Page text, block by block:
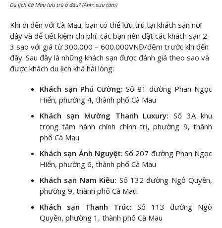
Du lịch Cà Mau lưu trú ở đâu? (Ảnh: sưu tầm)
Khi đi đến với Cà Mau, bạn có thể lưu trú tại khách sạn nơi
đây và để tiết kiệm chi phí, các bạn nên đặt các khách sạn 2-
3 sao với giá từ 300.000 – 600.000VNĐ/đêm trước khi đến
đây. Sau đây là những khách sạn được đánh giá theo sao và
được khách du lịch khá hài lòng:
Khách sạn Phú Cường: Số 81 đường Phan Ngọc
Hiển, phường 4, thành phố Cà Mau
Khách sạn Mường Thanh Luxury: Số 3A khu
trọng tâm hành chính chính trị, phường 9, thành
phố Cà Mau
Khách sạn Ánh Nguyệt: Số 207 đường Phan Ngọc
Hiển, phường 6, thành phố Cà Mau
Khách sạn Nam Kiều: Số 132 đường Ngô Quyền,
phường 9, thành phố Cà Mau
Khách sạn Thanh Trúc: Số 113 đường Ngô
Quyền, phường 1, thành phố Cà Mau